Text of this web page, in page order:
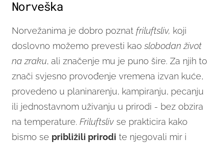
Norveška
Norvežanima je dobro poznat friluftsliv, koji
doslovno možemo prevesti kao slobodan život
na zraku, ali značenje mu je puno šire. Za njih to
znači svjesno provođenje vremena izvan kuće,
provedeno u planinarenju, kampiranju, pecanju
ili jednostavnom uživanju u prirodi - bez obzira
na temperature. Friluftsliv se prakticira kako
bismo se približili prirodi te njegovali mir i